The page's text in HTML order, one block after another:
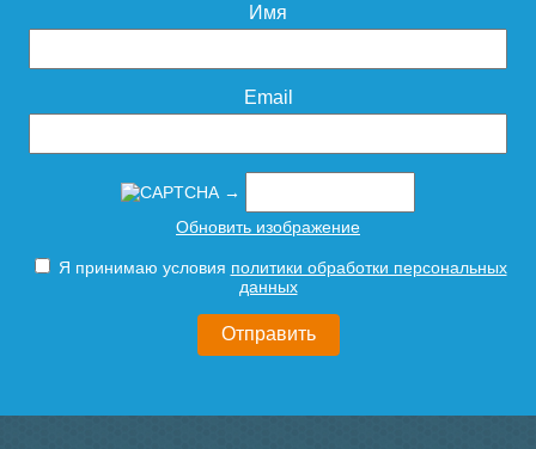
10 18
Угольник Millennium 25-90° Угольник Millennium 32-90°
Имя
Email
→
Обновить изображение
Я принимаю условия политики обработки персональных
данных